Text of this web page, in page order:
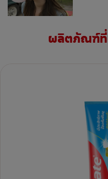
ผลิตภัณฑ์ที่